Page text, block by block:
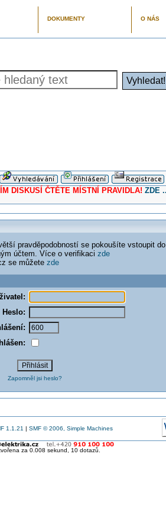
DOKUMENTY O NÁS
ČTĚTE MÍSTNÍ PRAVIDLA! ZDE
pravděpodobností se pokoušíte vstoupit
účtem. Více o verifikaci zde
se můžete zde
Heslo:
Zapomněl jsi heslo?
1.1.21 | SMF © 2006, Simple Machines
za 0.008 sekund, 10 dotazů.